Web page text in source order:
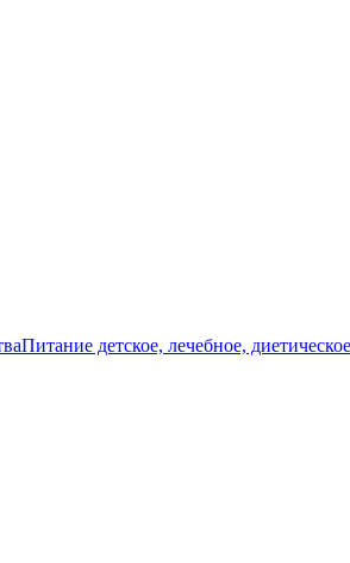
Питание детское, лечебное, диетическое